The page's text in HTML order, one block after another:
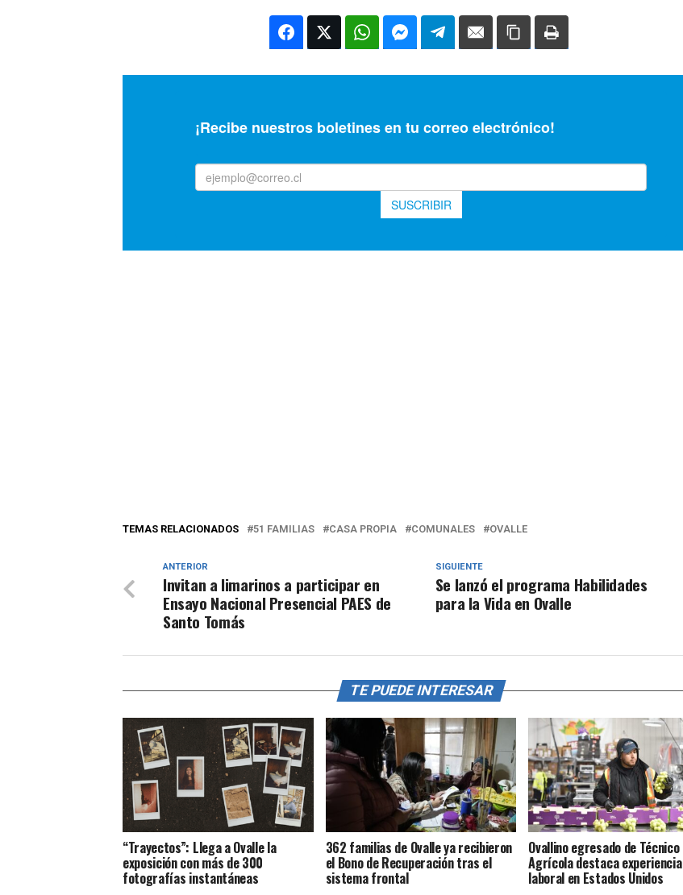
TEMAS RELACIONADOS 51 FAMILIAS CASA PROPIA COMUNALES OVALLE
SIGUIENTE
Se lanzó el programa Habilidades
para la Vida en Ovalle
ANTERIOR
Invitan a limarinos a participar en
Ensayo Nacional Presencial PAES de
Santo Tomás
TE PUEDE INTERESAR
“Trayectos”: Llega a Ovalle la
exposición con más de 300
fotografías instantáneas
362 familias de Ovalle ya recibieron
el Bono de Recuperación tras el
sistema frontal
Ovallino egresado de Técnico
Agrícola destaca experiencia
laboral en Estados Unidos